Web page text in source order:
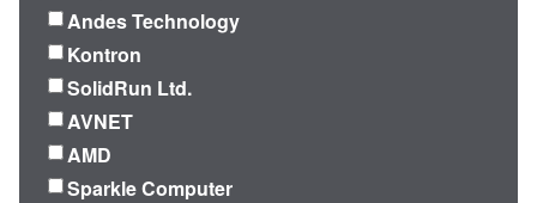
Andes Technology
Kontron
SolidRun Ltd.
AVNET
AMD
Sparkle Computer